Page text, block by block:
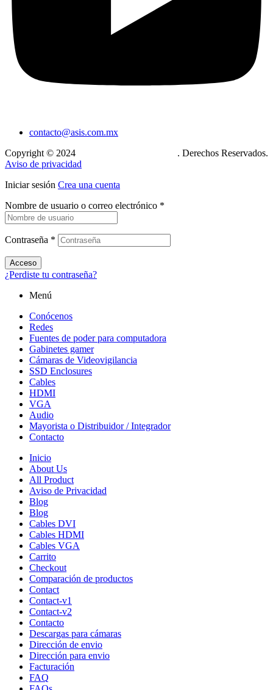
contacto@asis.com.mx
Copyright © 2024
. Derechos Reservados.
Aviso de privacidad
Iniciar sesión Crea una cuenta
Nombre de usuario o correo electrónico *
Contraseña *
Acceso
¿Perdiste tu contraseña?
Menú
Conócenos
Redes
Fuentes de poder para computadora
Gabinetes gamer
Cámaras de Videovigilancia
SSD Enclosures
Cables
HDMI
VGA
Audio
Mayorista o Distribuidor / Integrador
Contacto
Inicio
About Us
All Product
Aviso de Privacidad
Blog
Blog
Cables DVI
Cables HDMI
Cables VGA
Carrito
Checkout
Comparación de productos
Contact
Contact-v1
Contact-v2
Contacto
Descargas para cámaras
Dirección de envio
Dirección para envio
Facturación
FAQ